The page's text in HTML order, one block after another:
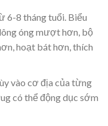
6-8 tháng tuổi. Biểu
óng mượt hơn, bộ
hoạt bát hơn, thích
vào cơ địa của từng
có thể động dục sớm